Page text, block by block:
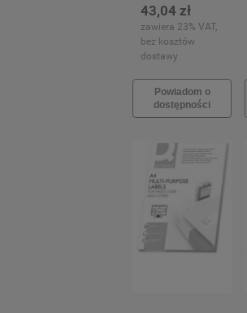
100 arkuszy
(4)
43,04 zł
zawiera 23% VAT,
bez kosztów
dostawy
Powiadom o
dostępności